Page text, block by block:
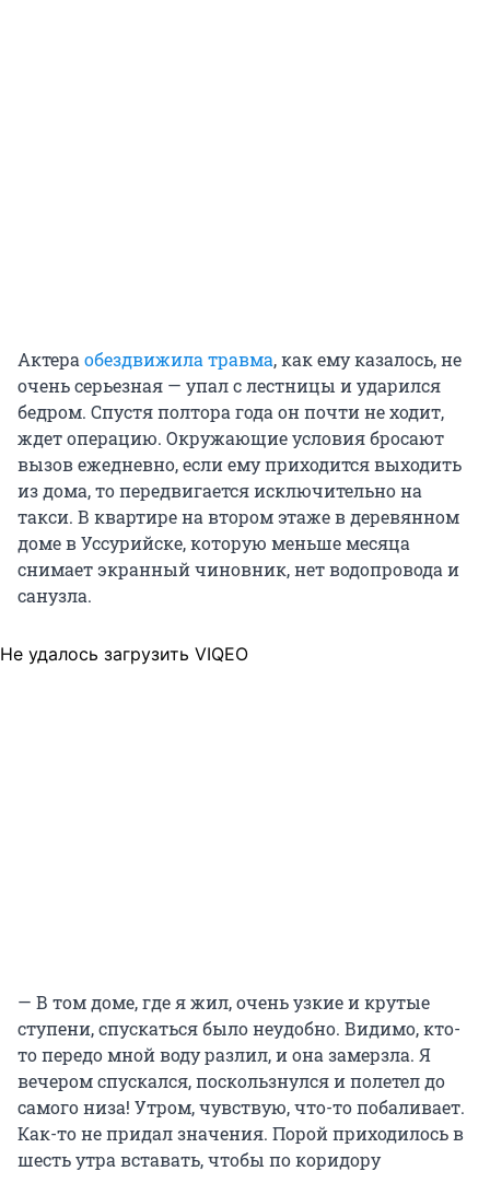
Актераобездвижила травма, как ему казалось, не
очень серьезная — упал с лестницы и ударился
бедром. Спустя полтора года он почти не ходит,
ждет операцию. Окружающие условия бросают
вызов ежедневно, если ему приходится выходить
из дома, то передвигается исключительно на
такси. В квартире на втором этаже в деревянном
доме в Уссурийске, которую меньше месяца
снимает экранный чиновник, нет водопровода и
санузла.
Не удалось загрузить VIQEO
— В том доме, где я жил, очень узкие и крутые
ступени, спускаться было неудобно. Видимо, кто-
то передо мной воду разлил, и она замерзла. Я
вечером спускался, поскользнулся и полетел до
самого низа! Утром, чувствую, что-то побаливает.
Как-то не придал значения. Порой приходилось в
шесть утра вставать, чтобы по коридору